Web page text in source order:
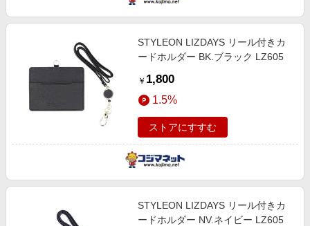
STYLEON LIZDAYS リール付きカ
ードホルダー BK.ブラック LZ605
￥ 1,800
1.5%
ストアにすすむ
STYLEON LIZDAYS リール付きカ
ードホルダー NV.ネイビー LZ605